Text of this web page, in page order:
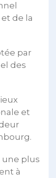
de la
par
des
et
plus
à